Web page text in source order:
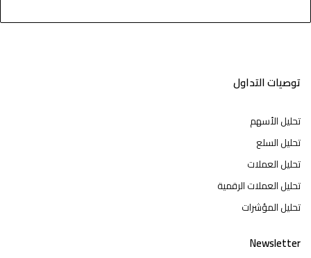
توصيات التداول
تحليل الأسهم
تحليل السلع
تحليل العملات
تحليل العملات الرقمية
تحليل المؤشرات
Newsletter